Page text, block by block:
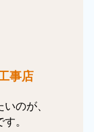
事店
のが、
。